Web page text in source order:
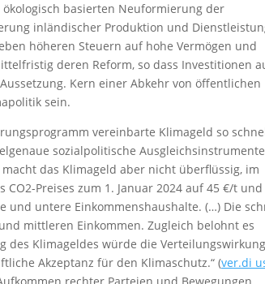
basierten Neuformierung der
inländischer Produktion und
höheren Steuern auf hohe Vermögen und
deren Reform, so dass Investitionen
Kern einer Abkehr von öffentlichen
sein.
vereinbarte Klimageld so
sozialpolitische
das Klimageld aber nicht überflüssig, im
Preises zum 1. Januar 2024 auf 45 €/t
und untere Einkommenshaushalte. (…) Die
mittleren Einkommen. Zugleich belohnt es
des Klimageldes würde die
Akzeptanz für den Klimaschutz.“ (ver.di